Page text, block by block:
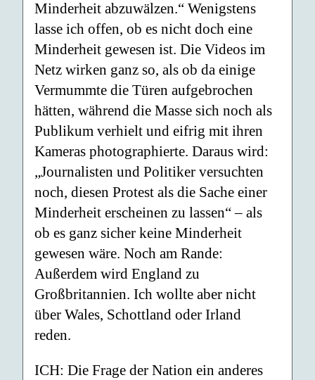
Minderheit abzuwälzen.“ Wenigstens
lasse ich offen, ob es nicht doch eine
Minderheit gewesen ist. Die Videos im
Netz wirken ganz so, als ob da einige
Vermummte die Türen aufgebrochen
hätten, während die Masse sich noch als
Publikum verhielt und eifrig mit ihren
Kameras photographierte. Daraus wird:
„Journalisten und Politiker versuchten
noch, diesen Protest als die Sache einer
Minderheit erscheinen zu lassen“ – als
ob es ganz sicher keine Minderheit
gewesen wäre. Noch am Rande:
Außerdem wird England zu
Großbritannien. Ich wollte aber nicht
über Wales, Schottland oder Irland
reden.
ICH: Die Frage der Nation ein anderes